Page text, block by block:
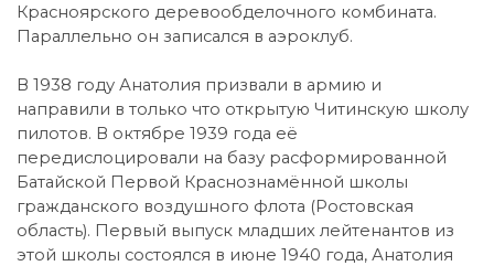
Красноярского деревообделочного комбината.
Параллельно он записался в аэроклуб.
В 1938 году Анатолия призвали в армию и
направили в только что открытую Читинскую школу
пилотов. В октябре 1939 года её
передислоцировали на базу расформированной
Батайской Первой Краснознамённой школы
гражданского воздушного флота (Ростовская
область). Первый выпуск младших лейтенантов из
этой школы состоялся в июне 1940 года, Анатолия